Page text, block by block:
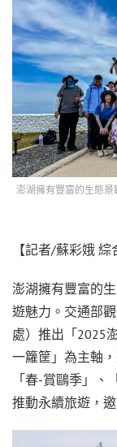
澎湖擁有豐富的生態
【記者/蘇彩娥 綜
澎湖擁有豐富的
遊魅力。交通部
處）推出「2025
一籮筐」為主軸
「春-賞鷗季」
推動永續旅遊，